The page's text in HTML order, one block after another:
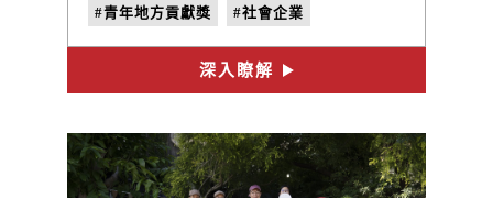
#青年地方貢獻獎 #社會企業
#地方創生 #甘樂文創 #林峻丞
深入瞭解